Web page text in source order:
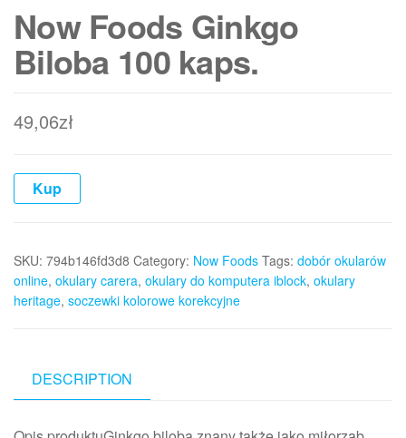
Now Foods Ginkgo
Biloba 100 kaps.
49,06zł
Kup
SKU: 794b146fd3d8 Category: Now Foods Tags: dobór okularów
online, okulary carera, okulary do komputera iblock, okulary
heritage, soczewki kolorowe korekcyjne
DESCRIPTION